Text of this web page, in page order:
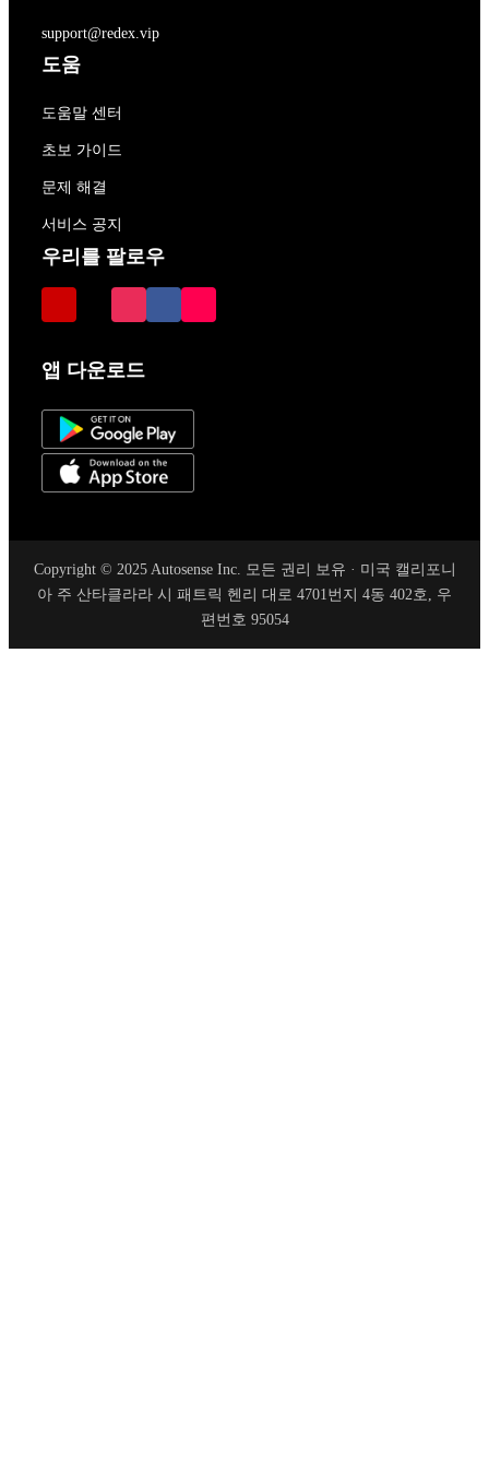
support@redex.vip
도움
도움말 센터
초보 가이드
문제 해결
서비스 공지
우리를 팔로우
앱 다운로드
Copyright © 2025 Autosense Inc. 모든 권리 보유 · 미국 캘리포니
아 주 산타클라라 시 패트릭 헨리 대로 4701번지 4동 402호, 우
편번호 95054